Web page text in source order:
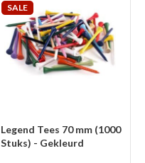
SALE
Legend Tees 70 mm (1000
Stuks) - Gekleurd